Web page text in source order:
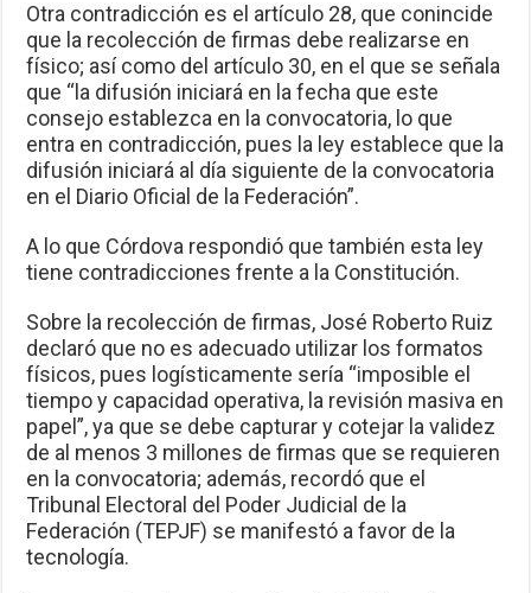
Otra contradicción es el artículo 28, que conincide
que la recolección de firmas debe realizarse en
físico; así como del artículo 30, en el que se señala
que “la difusión iniciará en la fecha que este
consejo establezca en la convocatoria, lo que
entra en contradicción, pues la ley establece que la
difusión iniciará al día siguiente de la convocatoria
en el Diario Oficial de la Federación”.
A lo que Córdova respondió que también esta ley
tiene contradicciones frente a la Constitución.
Sobre la recolección de firmas, José Roberto Ruiz
declaró que no es adecuado utilizar los formatos
físicos, pues logísticamente sería “imposible el
tiempo y capacidad operativa, la revisión masiva en
papel”, ya que se debe capturar y cotejar la validez
de al menos 3 millones de firmas que se requieren
en la convocatoria; además, recordó que el
Tribunal Electoral del Poder Judicial de la
Federación (TEPJF) se manifestó a favor de la
tecnología.